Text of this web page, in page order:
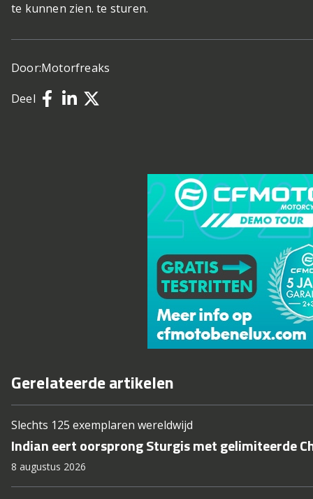
te kunnen zien. te sturen.
Door:Motorfreaks
Deel
Gerelateerde artikelen
Slechts 125 exemplaren wereldwijd
Indian eert oorsprong Sturgis met gelimiteerde
8 augustus 2026